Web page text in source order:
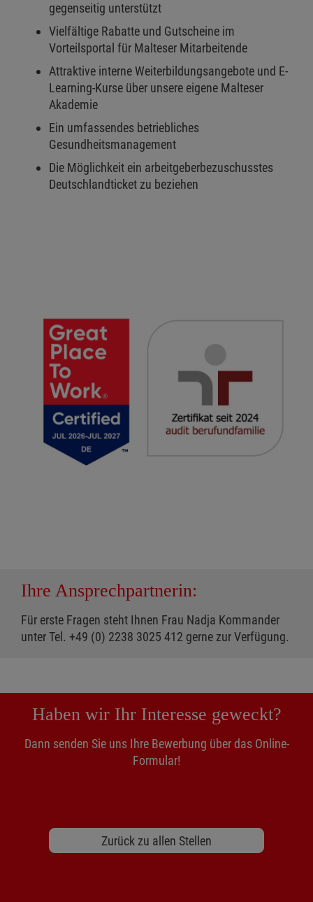
gegenseitig unterstützt
Vielfältige Rabatte und Gutscheine im
Vorteilsportal für Malteser Mitarbeitende
Attraktive interne Weiterbildungsangebote und E-
Learning-Kurse über unsere eigene Malteser
Akademie
Ein umfassendes betriebliches
Gesundheitsmanagement
Die Möglichkeit ein arbeitgeberbezuschusstes
Deutschlandticket zu beziehen
Ihre Ansprechpartnerin:
Für erste Fragen steht Ihnen Frau Nadja Kommander
unter Tel. +49 (0) 2238 3025 412 gerne zur Verfügung.
Haben wir Ihr Interesse geweckt?
Dann senden Sie uns Ihre Bewerbung über das Online-
Formular!
Zurück zu allen Stellen